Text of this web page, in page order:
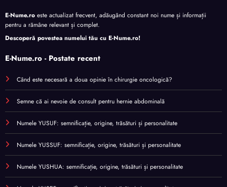
E-Nume.ro este actualizat frecvent, adăugând constant noi nume și informații
pentru a rămâne relevant și complet.
Descoperă povestea numelui tău cu E-Nume.ro!
E-Nume.ro - Postate recent
Când este necesară a doua opinie în chirurgie oncologică?
Semne că ai nevoie de consult pentru hernie abdominală
Numele YUSUF: semnificație, origine, trăsături și personalitate
Numele YUSSUF: semnificație, origine, trăsături și personalitate
Numele YUSHUA: semnificație, origine, trăsături și personalitate